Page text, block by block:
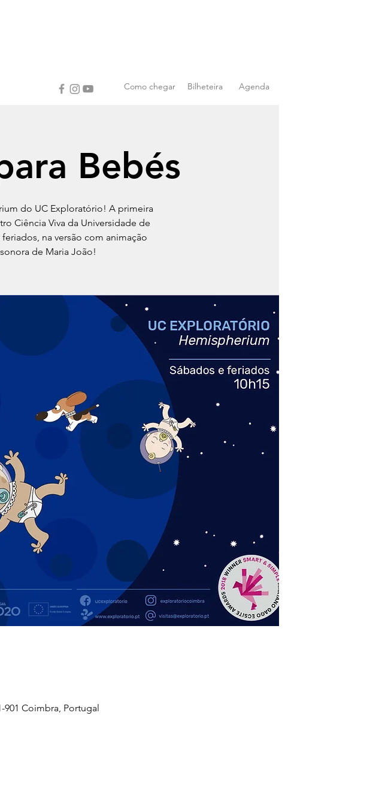
Como chegar Bilheteira Agenda
Bebés
do UC Exploratório! A primeira
Ciência Viva da Universidade de
na versão com animação
de Maria João!
901 Coimbra, Portugal